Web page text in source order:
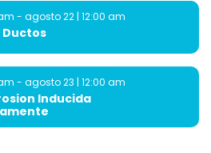
- agosto 22 | 12:00 am
- agosto 23 | 12:00 am
Inducida